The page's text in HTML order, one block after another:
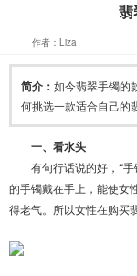
翡
作者：Liza
简介： 如今翡翠手镯的
何挑选一款适合自己的
一、看水头
有句行话说的好，“
的手镯戴在手上，能使女
得老气。所以女性在购买